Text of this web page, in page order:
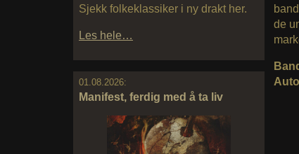
Sjekk folkeklassiker i ny drakt her.
Les hele…
01.08.2026:
Manifest, ferdig med å ta liv
de